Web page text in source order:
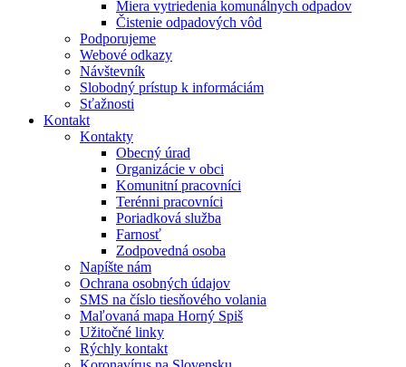
Miera vytriedenia komunálnych odpadov
Čistenie odpadových vôd
Podporujeme
Webové odkazy
Návštevník
Slobodný prístup k informáciám
Sťažnosti
Kontakt
Kontakty
Obecný úrad
Organizácie v obci
Komunitní pracovníci
Terénni pracovníci
Poriadková služba
Farnosť
Zodpovedná osoba
Napíšte nám
Ochrana osobných údajov
SMS na číslo tiesňového volania
Maľovaná mapa Horný Spiš
Užitočné linky
Rýchly kontakt